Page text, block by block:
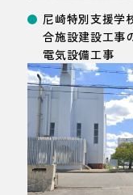
尼崎特別支援学
合施設建設工事
電気設備工事